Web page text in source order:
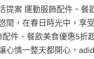
提案 運動服飾配件、餐
閒，在春日時光中，享
配件、餐飲美食優惠5折
心情一整天都開心，